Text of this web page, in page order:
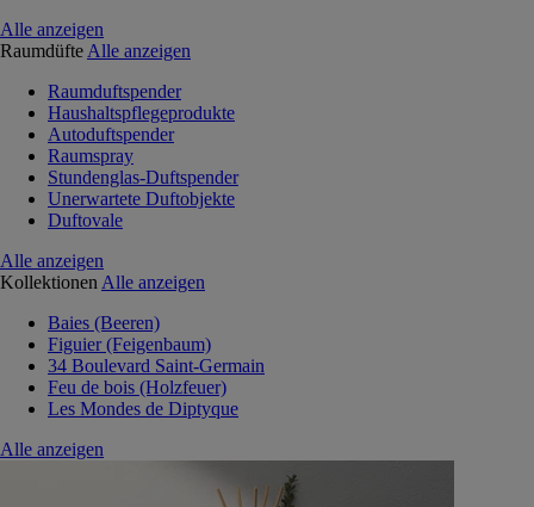
Alle anzeigen
Raumdüfte Alle anzeigen
Raumduftspender
Haushaltspflegeprodukte
Autoduftspender
Raumspray
Stundenglas-Duftspender
Unerwartete Duftobjekte
Duftovale
Alle anzeigen
Kollektionen Alle anzeigen
Baies (Beeren)
Figuier (Feigenbaum)
34 Boulevard Saint-Germain
Feu de bois (Holzfeuer)
Les Mondes de Diptyque
Alle anzeigen